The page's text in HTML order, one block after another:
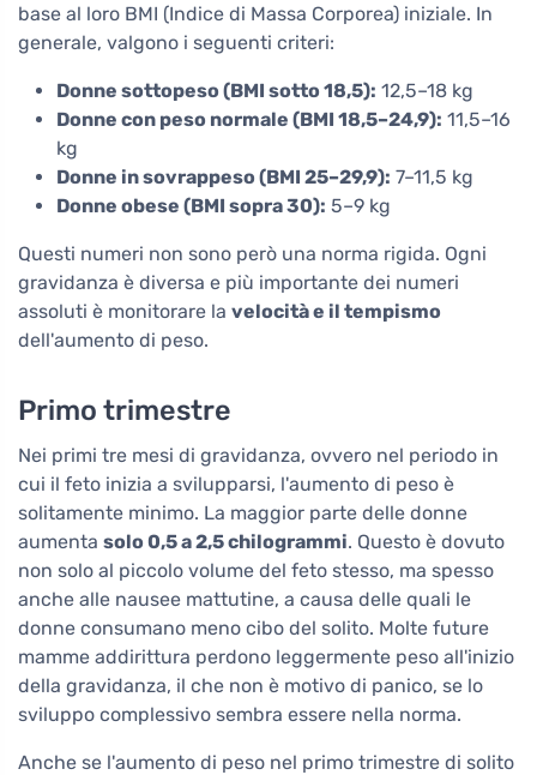
base al loro BMI (Indice di Massa Corporea) iniziale. In
generale, valgono i seguenti criteri:
Donne sottopeso (BMI sotto 18,5): 12,5–18 kg
Donne con peso normale (BMI 18,5–24,9): 11,5–16
kg
Donne in sovrappeso (BMI 25–29,9): 7–11,5 kg
Donne obese (BMI sopra 30): 5–9 kg
Questi numeri non sono però una norma rigida. Ogni
gravidanza è diversa e più importante dei numeri
assoluti è monitorare la velocità e il tempismo
dell'aumento di peso.
Primo trimestre
Nei primi tre mesi di gravidanza, ovvero nel periodo in
cui il feto inizia a svilupparsi, l'aumento di peso è
solitamente minimo. La maggior parte delle donne
aumenta solo 0,5 a 2,5 chilogrammi. Questo è dovuto
non solo al piccolo volume del feto stesso, ma spesso
anche alle nausee mattutine, a causa delle quali le
donne consumano meno cibo del solito. Molte future
mamme addirittura perdono leggermente peso all'inizio
della gravidanza, il che non è motivo di panico, se lo
sviluppo complessivo sembra essere nella norma.
Anche se l'aumento di peso nel primo trimestre di solito